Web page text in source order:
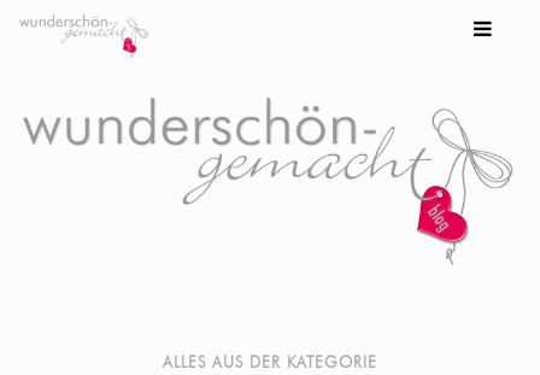
ALLES AUS DER KATEGORIE